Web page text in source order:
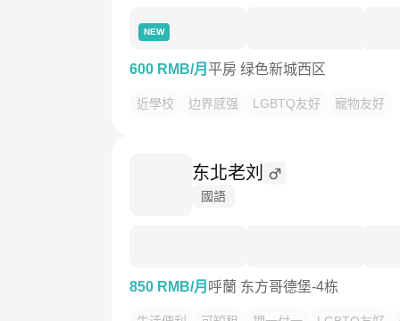
NEW
600 RMB/月 平房 绿色新城西区
近學校 边界感强 LGBTQ友好 寵物友好
东北老刘
國語
850 RMB/月 呼蘭 东方哥德堡-4栋